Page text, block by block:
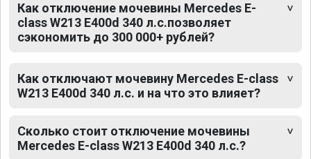
Как отключение мочевины Mercedes E-
class W213 E400d 340 л.с.позволяет
сэкономить до 300 000+ рублей?
Как отключают мочевину Mercedes E-class
W213 E400d 340 л.с. и на что это влияет?
Сколько стоит отключение мочевины
Mercedes E-class W213 E400d 340 л.с.?